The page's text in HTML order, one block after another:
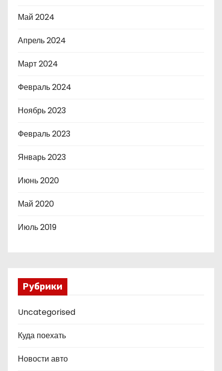
Май 2024
Апрель 2024
Март 2024
Февраль 2024
Ноябрь 2023
Февраль 2023
Январь 2023
Июнь 2020
Май 2020
Июль 2019
Рубрики
Uncategorised
Куда поехать
Новости авто